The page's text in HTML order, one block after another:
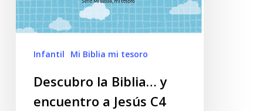
Infantil Mi Biblia mi tesoro
Descubro la Biblia… y
encuentro a Jesús C4